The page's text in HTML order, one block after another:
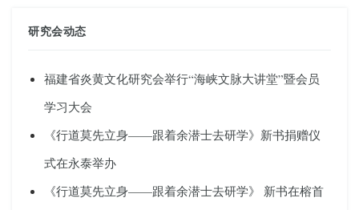
研究会动态
福建省炎黄文化研究会举行“海峡文脉大讲堂”暨会员
学习大会
《行道莫先立身——跟着余潜士去研学》新书捐赠仪
式在永泰举办
《行道莫先立身——跟着余潜士去研学》 新书在榕首